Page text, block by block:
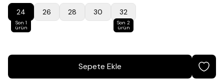
24
Son 1
ürün
26 28 30 32
Son 2
ürün
Sepete Ekle